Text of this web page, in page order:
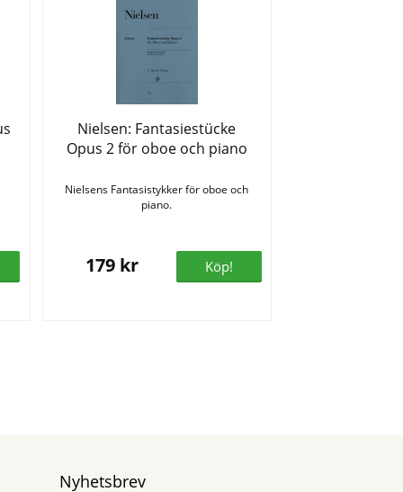
Nielsen: Fantasiestücke
Opus 2 för oboe och piano
Nielsens Fantasistykker för oboe och
piano.
179 kr Köp!
Nyhetsbrev